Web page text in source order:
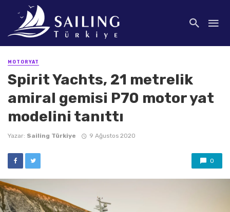
MOTORYAT
Spirit Yachts, 21 metrelik
amiral gemisi P70 motor yat
modelini tanıttı
Yazar: Sailing Türkiye 9 Ağustos 2020
0